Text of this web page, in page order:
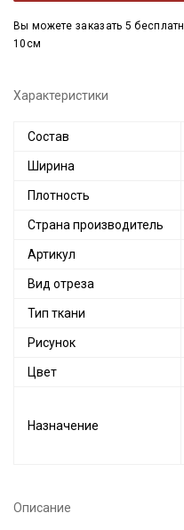
Вы можете заказать 5
10см
Характеристики
Состав
Ширина
Плотность
Страна производитель
Артикул
Вид отреза
Тип ткани
Рисунок
Цвет
Назначение
Описание